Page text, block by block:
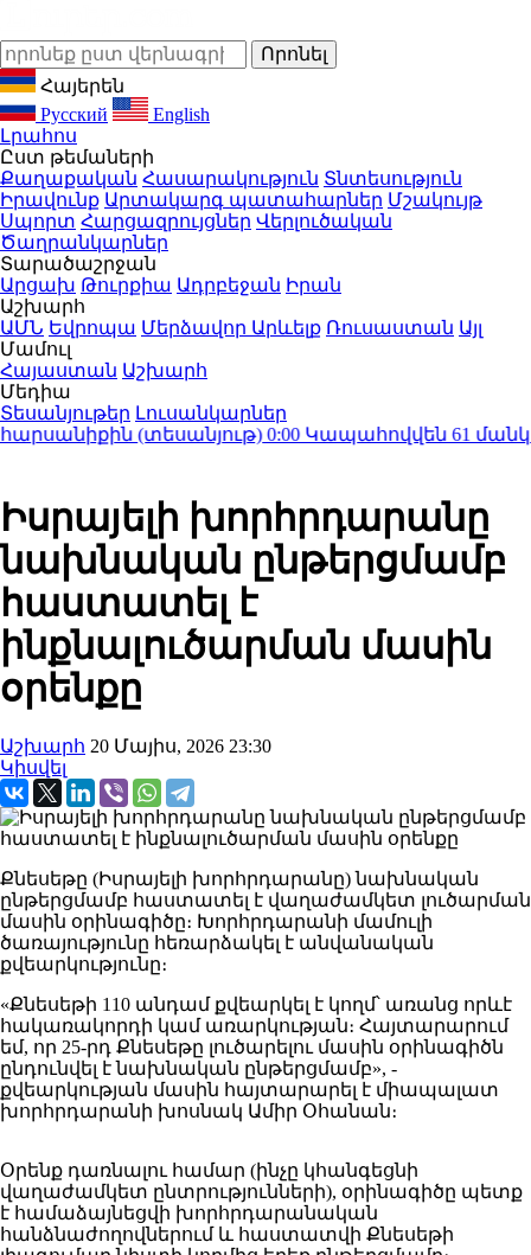
Հայերեն
Русский
English
Լրահոս
Ըստ թեմաների
Քաղաքական Հասարակություն Տնտեսություն
Իրավունք Արտակարգ պատահարներ Մշակույթ
Սպորտ Հարցազրույցներ Վերլուծական
Ծաղրանկարներ
Տարածաշրջան
Արցախ Թուրքիա Ադրբեջան Իրան
Աշխարհ
ԱՄՆ Եվրոպա Մերձավոր Արևելք Ռուսաստան Այլ
Մամուլ
Հայաստան Աշխարհ
Մեդիա
Տեսանյութեր Լուսանկարներ
(տեսանյութ)0:00Կապահովվեն 61
Իսրայելի խորհրդարանը
նախնական ընթերցմամբ
հաստատել է
ինքնալուծարման մասին
օրենքը
Աշխարհ 20 Մայիս, 2026 23:30
Կիսվել
Քնեսեթը (Իսրայելի խորհրդարանը) նախնական
ընթերցմամբ հաստատել է վաղաժամկետ լուծարման
մասին օրինագիծը։ Խորհրդարանի մամուլի
ծառայությունը հեռարձակել է անվանական
քվեարկությունը։
«Քնեսեթի 110 անդամ քվեարկել է կողմ՝ առանց որևէ
հակառակորդի կամ առարկության։ Հայտարարում
եմ, որ 25-րդ Քնեսեթը լուծարելու մասին օրինագիծն
ընդունվել է նախնական ընթերցմամբ», -
քվեարկության մասին հայտարարել է միապալատ
խորհրդարանի խոսնակ Ամիր Օհանան։
Օրենք դառնալու համար (ինչը կհանգեցնի
վաղաժամկետ ընտրությունների), օրինագիծը պետք
է համաձայնեցվի խորհրդարանական
հանձնաժողովներում և հաստատվի Քնեսեթի